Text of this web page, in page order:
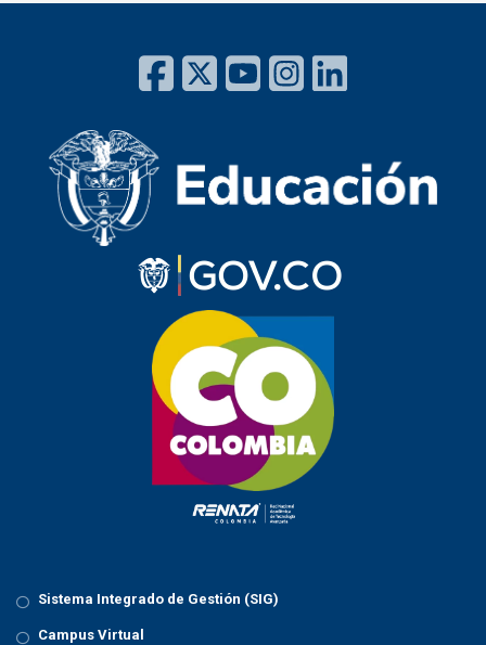
Sistema Integrado de Gestión (SIG)
Campus Virtual